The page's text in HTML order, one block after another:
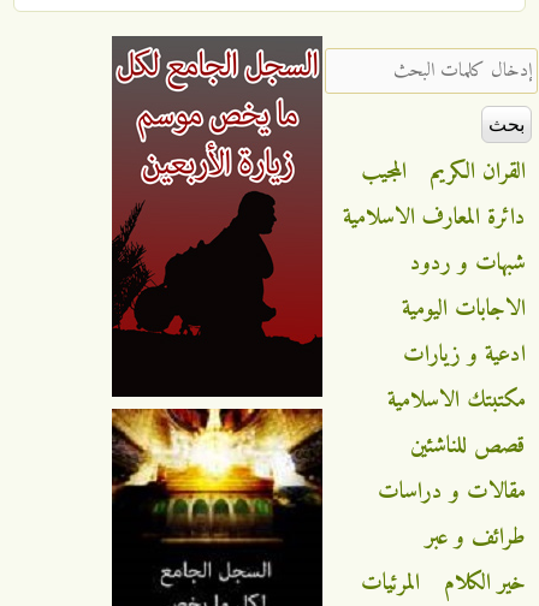
‏إدخال كلمات البحث ‏
القران الكريم
المجيب
دائرة المعارف الاسلامية
شبهات و ردود
الاجابات اليومية
ادعية و زيارات
مكتبتك الاسلامية
قصص للناشئين
مقالات و دراسات
طرائف و عبر
خير الكلام
المرئيات